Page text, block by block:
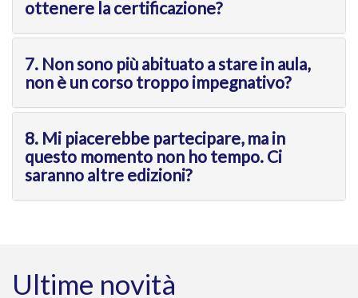
ottenere la certificazione?
7. Non sono più abituato a stare in aula,
non è un corso troppo impegnativo?
8. Mi piacerebbe partecipare, ma in
questo momento non ho tempo. Ci
saranno altre edizioni?
Ultime novità